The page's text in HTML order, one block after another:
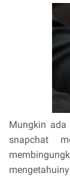
Mungkin ada
snapchat